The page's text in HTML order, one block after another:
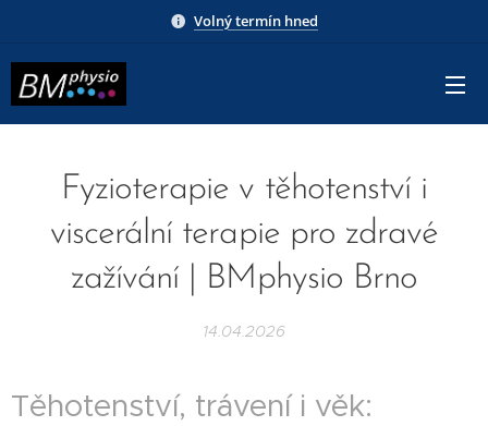
Volný termín hned
Fyzioterapie v těhotenství i
viscerální terapie pro zdravé
zažívání | BMphysio Brno
14.04.2026
Těhotenství, trávení i věk: